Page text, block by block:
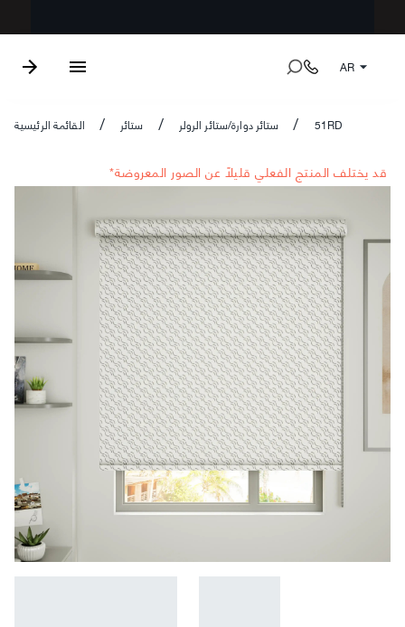
AR
القائمة الرئيسية / ستائر / ستائر دوارة/ستائر الرولر / 51RD
*قد يختلف المنتج الفعلي قليلاً عن الصور المعروضة